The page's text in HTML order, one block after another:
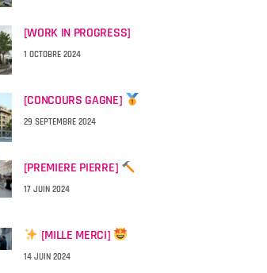
[WORK IN PROGRESS]
1 OCTOBRE 2024
[CONCOURS GAGNE]
29 SEPTEMBRE 2024
[PREMIERE PIERRE]
17 JUIN 2024
[MILLE MERCI]
14 JUIN 2024